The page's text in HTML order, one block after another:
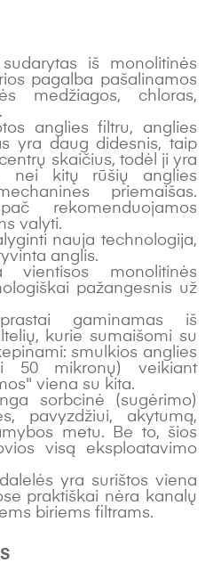
iš monolitinės
pagalba pašalinamos
medžiagos, chloras,
anglies filtru, anglies
yra daug didesnis, taip
skaičius, todėl ji yra
nei kitų rūšių anglies
priemaišas.
rekomenduojamos
valyti.
nauja technologija,
anglis.
monolitinės
pažangesnis už
gaminamas iš
kurie sumaišomi su
smulkios anglies
50 mikronų) veikiant
viena su kita.
sorbcinė (sugėrimo)
pavyzdžiui, akytumą,
metu. Be to, šios
visą eksploatavimo
yra surištos viena
praktiškai nėra kanalų
biriems filtrams.